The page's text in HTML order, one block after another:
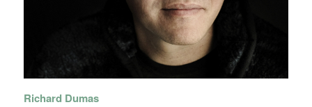
Richard Dumas